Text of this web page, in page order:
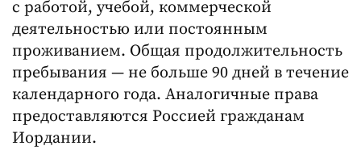
с работой, учебой, коммерческой
деятельностью или постоянным
проживанием. Общая продолжительность
пребывания — не больше 90 дней в течение
календарного года. Аналогичные права
предоставляются Россией гражданам
Иордании.